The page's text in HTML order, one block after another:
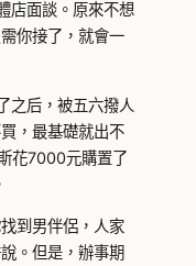
店面談。原來不想
你接了，就會一
之后，被五六撥人
，最基礎就出不
花7000元購置了
到男伴侶，人家
。但是，辦事期